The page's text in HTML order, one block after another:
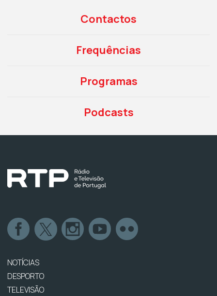
Contactos
Frequências
Programas
Podcasts
NOTÍCIAS
DESPORTO
TELEVISÃO